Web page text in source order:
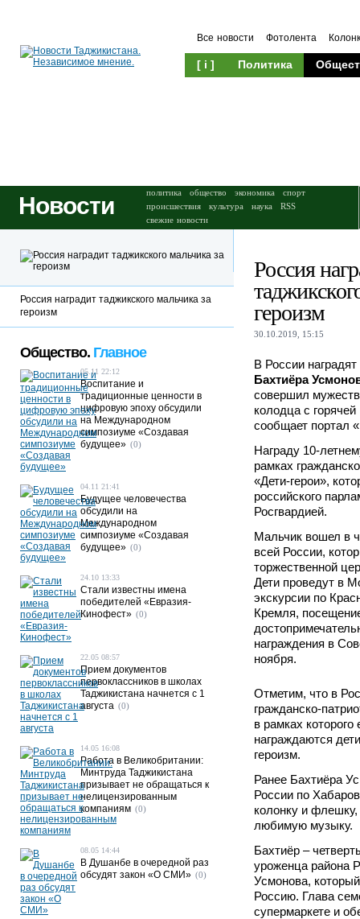
Все новости Фотолента
[ i ] Политика
Новости политика общество экономика
спорт
происшествия
культура наука
RSS
свежие новости
Россия
героизм
30.10.2019, 15:15
В России
Бахтиёра
совершил
колодца с
сообщает портал
Награду 10-
рамках
«Дети-герои»,
российского
Росгвардией.
Мальчик вошел в
всей России,
торжественной
Дети проведут в
экскурсии по
Кремля,
награждения в
ноября.
Отметим, что в
гражданско-
в рамках
награждаются
героизм.
Ранее Бахтиёра
России по
колонку и
любимую музыку.
Бахтиёр –
уроженца района
Усмонова,
Россию. Глава
супермаркете и
Россия наградит таджикского мальчика за
героизм
Общество. Главное
05.11 22:12
Воспитание и
традиционные ценности в
цифровую эпоху обсудили
на Международном
симпозиуме «Создавая
будущее» (0)
04.11 21:41
Будущее человечества
обсудили на
Международном
симпозиуме «Создавая
будущее» (0)
24.10 13:33
Стали известны имена
победителей «Евразия-
Кинофест» (0)
22.05 08:57
Прием документов
первоклассников в школах
Таджикистана начнется с 1
августа (0)
14.05 16:08
Работа в Великобритании:
Минтруда Таджикистана
призывает не обращаться к
нелицензированным
компаниям (0)
08.05 14:44
В Душанбе в очередной раз
обсудят закон «О СМИ» (0)